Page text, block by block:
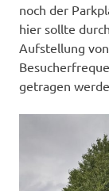
noch der
hier sollte
Aufstellung
getragen